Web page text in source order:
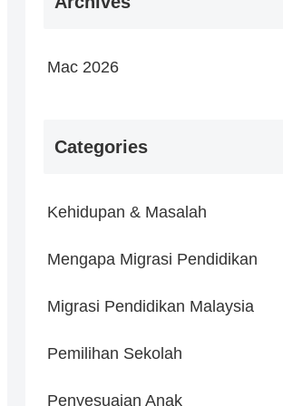
Mac 2026
Categories
Kehidupan & Masalah
Mengapa Migrasi Pendidikan
Migrasi Pendidikan Malaysia
Pemilihan Sekolah
Penyesuaian Anak